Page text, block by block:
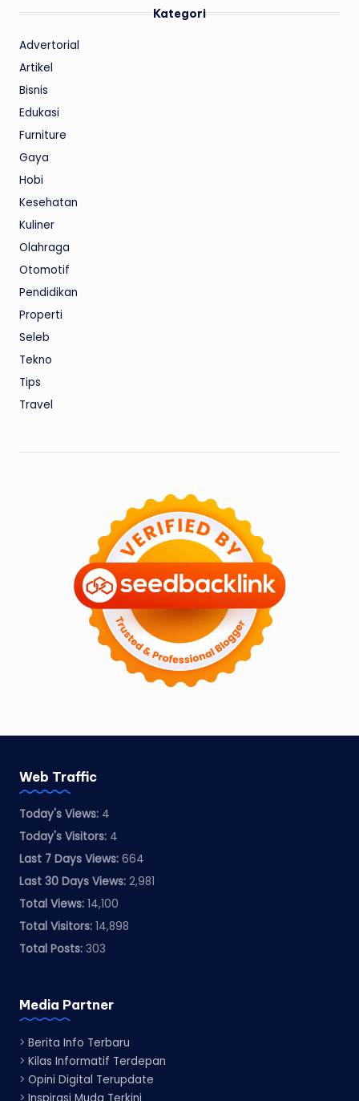
Kategori
Advertorial
Artikel
Bisnis
Edukasi
Furniture
Gaya
Hobi
Kesehatan
Kuliner
Olahraga
Otomotif
Pendidikan
Properti
Seleb
Tekno
Tips
Travel
Web Traffic
Today's Views: 4
Today's Visitors: 4
Last 7 Days Views: 664
Last 30 Days Views: 2,981
Total Views: 14,100
Total Visitors: 14,898
Total Posts: 303
Media Partner
> Berita Info Terbaru
> Kilas Informatif Terdepan
> Opini Digital Terupdate